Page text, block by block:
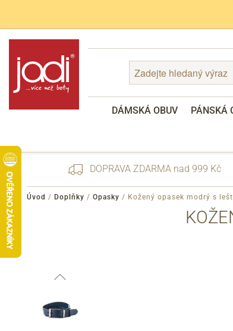
DÁMSKÁ OBUV PÁNSKÁ
DOPRAVA ZDARMA nad 999 Kč
Úvod / Doplňky / Opasky / Kožený opasek modrý s